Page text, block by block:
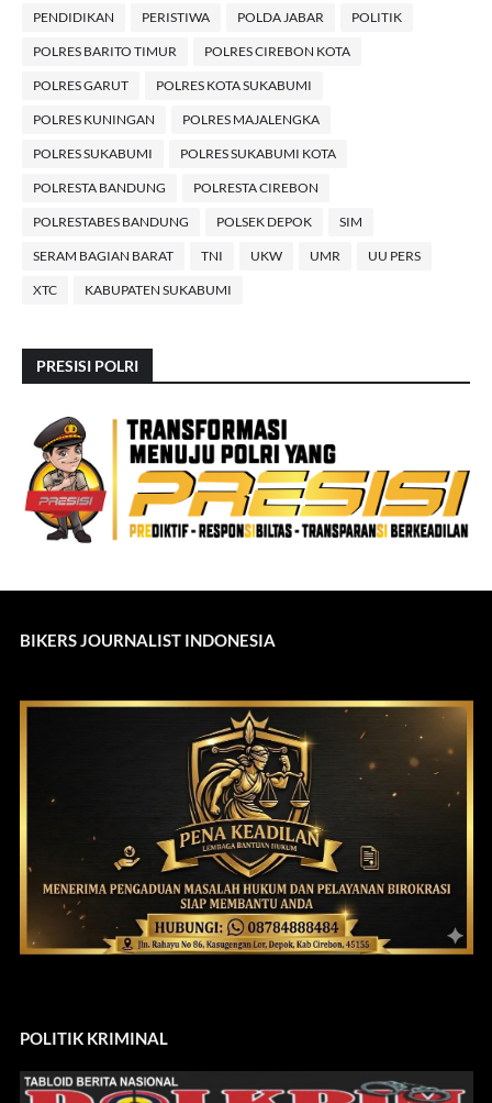
PENDIDIKAN PERISTIWA POLDA JABAR POLITIK
POLRES BARITO TIMUR POLRES CIREBON KOTA
POLRES GARUT POLRES KOTA SUKABUMI
POLRES KUNINGAN POLRES MAJALENGKA
POLRES SUKABUMI POLRES SUKABUMI KOTA
POLRESTA BANDUNG POLRESTA CIREBON
POLRESTABES BANDUNG POLSEK DEPOK SIM
SERAM BAGIAN BARAT TNI UKW UMR UU PERS
XTC KABUPATEN SUKABUMI
PRESISI POLRI
BIKERS JOURNALIST INDONESIA
POLITIK KRIMINAL